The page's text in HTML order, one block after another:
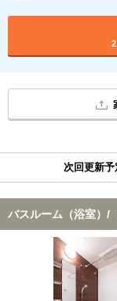
次回更新
バスルーム（浴室）/